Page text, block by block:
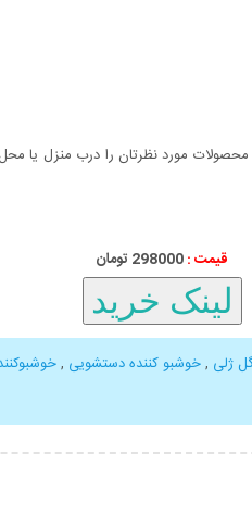
مورد نظرتان را درب منزل یا محل
قیمت : 298000 تومان
ژلی ,خوشبو کننده دستشویی ,